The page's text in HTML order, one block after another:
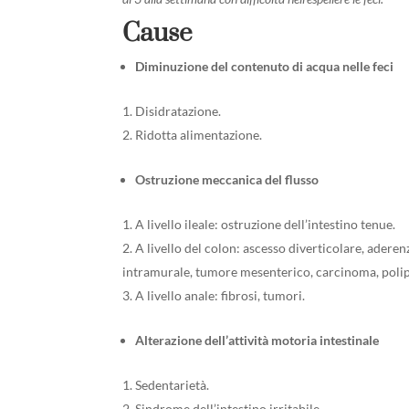
Cause
Diminuzione del contenuto di acqua nelle feci
Disidratazione.
Ridotta alimentazione.
Ostruzione meccanica del flusso
A livello ileale: ostruzione dell’intestino tenue.
A livello del colon: ascesso diverticolare,
intramurale, tumore mesenterico, carcinoma,
A livello anale: fibrosi, tumori.
Alterazione dell’attività motoria intestinale
Sedentarietà.